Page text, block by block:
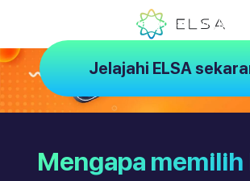
ELSA – Pelatih AI yang dirancang
Jelajahi ELSA
Mengapa memilih